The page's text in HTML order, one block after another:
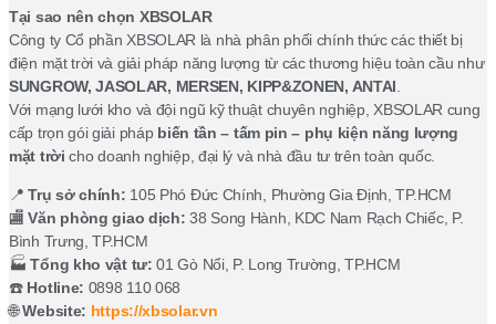
Tại sao nên chọn XBSOLAR
Công ty Cổ phần XBSOLAR là nhà phân phối chính thức các thiết bị
điện mặt trời và giải pháp năng lượng từ các thương hiệu toàn cầu như
SUNGROW, JASOLAR, MERSEN, KIPP&ZONEN, ANTAI
Với mạng lưới kho và đội ngũ kỹ thuật chuyên nghiệp, XBSOLAR cung
cấp trọn gói giải pháp biến tần – tấm pin – phụ kiện năng lượng
mặt trời cho doanh nghiệp, đại lý và nhà đầu tư trên toàn quốc.
📍Trụ sở chính: 105 Phó Đức Chính, Phường Gia Định, TP.HCM
🏬Văn phòng giao dịch: 38 Song Hành, KDC Nam Rạch Chiếc, P.
Bình Trưng, TP.HCM
🏭Tổng kho vật tư: 01 Gò Nổi, P. Long Trường, TP.HCM
☎️ Hotline: 0898 110 068
🌐Website: https://xbsolar.vn